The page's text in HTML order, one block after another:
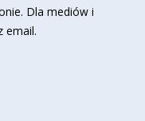
. Dla mediów i
email.